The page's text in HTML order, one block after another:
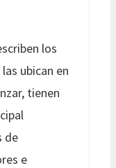
los
ubican en
tienen
de
e